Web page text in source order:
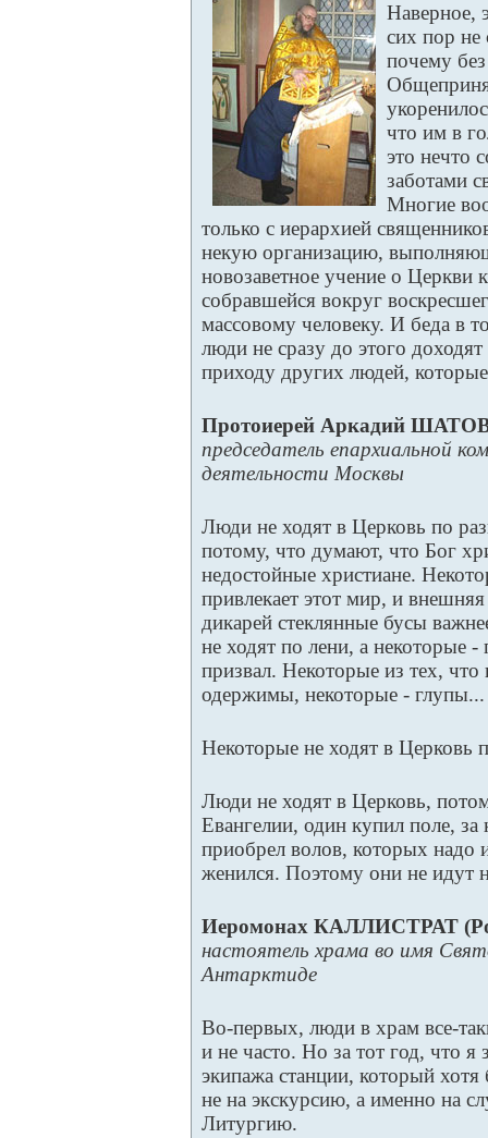
Наверное,
сих пор не
почему
что им в
это нечто
заботами
Многие
только с иерархией
некую организацию,
новозаветное учение о Церкви
собравшейся вокруг
массовому человеку. И беда в
люди не сразу до этого
приходу других людей,
Протоиерей Аркадий
председатель епархиальной
деятельности Москвы
Люди не ходят в Церковь по
потому, что думают, что Бог
недостойные христиане.
привлекает этот мир, и
дикарей стеклянные бусы
не ходят по лени, а некоторые
призвал. Некоторые из тех,
одержимы, некоторые - глупы...
Некоторые не ходят в Церковь
Люди не ходят в Церковь,
Евангелии, один купил поле,
приобрел волов, которых надо
женился. Поэтому они не идут
Иеромонах КАЛЛИСТРАТ
настоятель храма во имя
Антарктиде
Во-первых, люди в храм все-
и не часто. Но за тот год, что я
экипажа станции, который
не на экскурсию, а именно на
Литургию.